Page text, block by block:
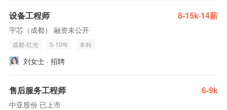
设备工程师 8-15k·14薪
宇芯（成都） 融资未公开
成都-红光 5-10年 本科
刘女士 · 招聘
售后服务工程师 6-9k
中亚股份 已上市